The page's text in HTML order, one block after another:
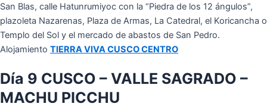
San Blas, calle Hatunrumiyoc con la “Piedra de los 12 ángulos”,
plazoleta Nazarenas, Plaza de Armas, La Catedral, el Koricancha o
Templo del Sol y el mercado de abastos de San Pedro.
Alojamiento TIERRA VIVA CUSCO CENTRO
Día 9 CUSCO – VALLE SAGRADO –
MACHU PICCHU